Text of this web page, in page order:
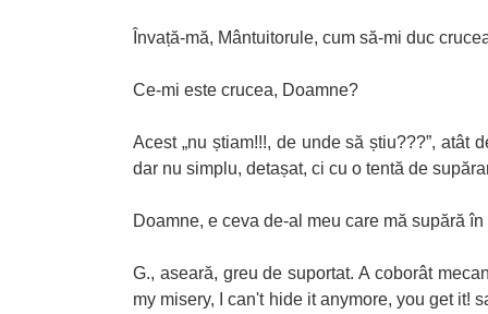
Învață-mă, Mântuitorule, cum să-mi duc
Ce-mi este crucea, Doamne?
Acest „nu știam!!!, de unde să știu???”,
dar nu simplu, detașat, ci cu o tentă de
Doamne, e ceva de-al meu care mă supără
G., aseară, greu de suportat. A coborât
my misery, I can't hide it anymore, you get it!